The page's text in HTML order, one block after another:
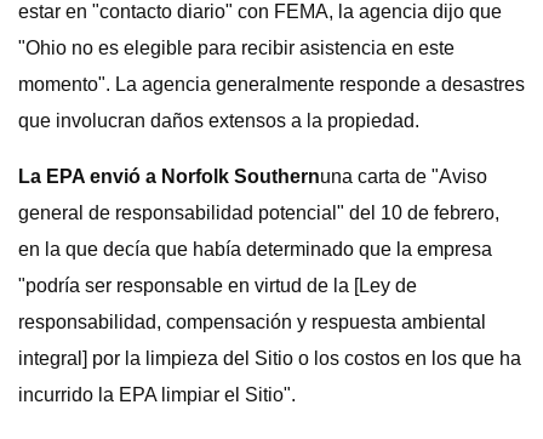
estar en "contacto diario" con FEMA, la agencia dijo que
"Ohio no es elegible para recibir asistencia en este
momento". La agencia generalmente responde a desastres
que involucran daños extensos a la propiedad.
La EPA envió a Norfolk Southernuna carta de "Aviso
general de responsabilidad potencial" del 10 de febrero,
en la que decía que había determinado que la empresa
"podría ser responsable en virtud de la [Ley de
responsabilidad, compensación y respuesta ambiental
integral] por la limpieza del Sitio o los costos en los que ha
incurrido la EPA limpiar el Sitio".